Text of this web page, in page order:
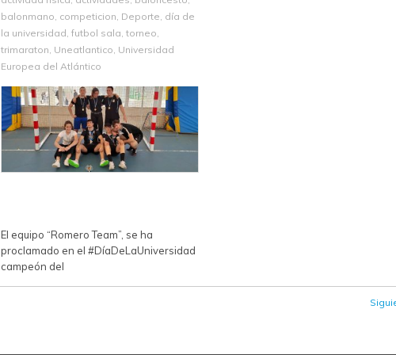
balonmano competicion Deporte día de
la universidad futbol sala torneo
trimaraton Uneatlantico Universidad
Europea del Atlántico
El equipo “Romero Team”, se ha
proclamado en el #DíaDeLaUniversidad
campeón del